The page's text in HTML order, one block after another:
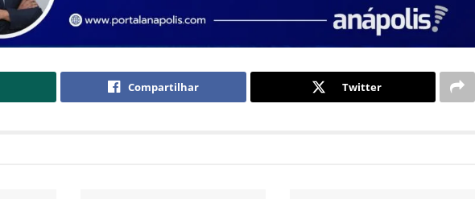
Compartilhar Twitter